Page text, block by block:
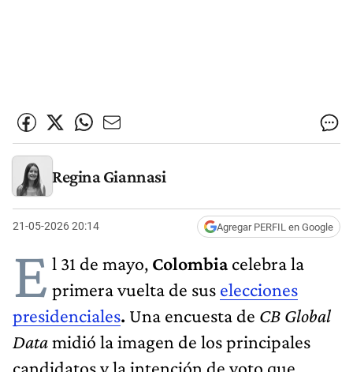
Regina Giannasi
21-05-2026 20:14 Agregar PERFIL en Google
E l 31 de mayo, Colombiacelebra la
primera vuelta de sus elecciones
presidenciales. Una encuesta de CB Global
Datamidió la imagen de los principales
candidatos y la intención de voto que